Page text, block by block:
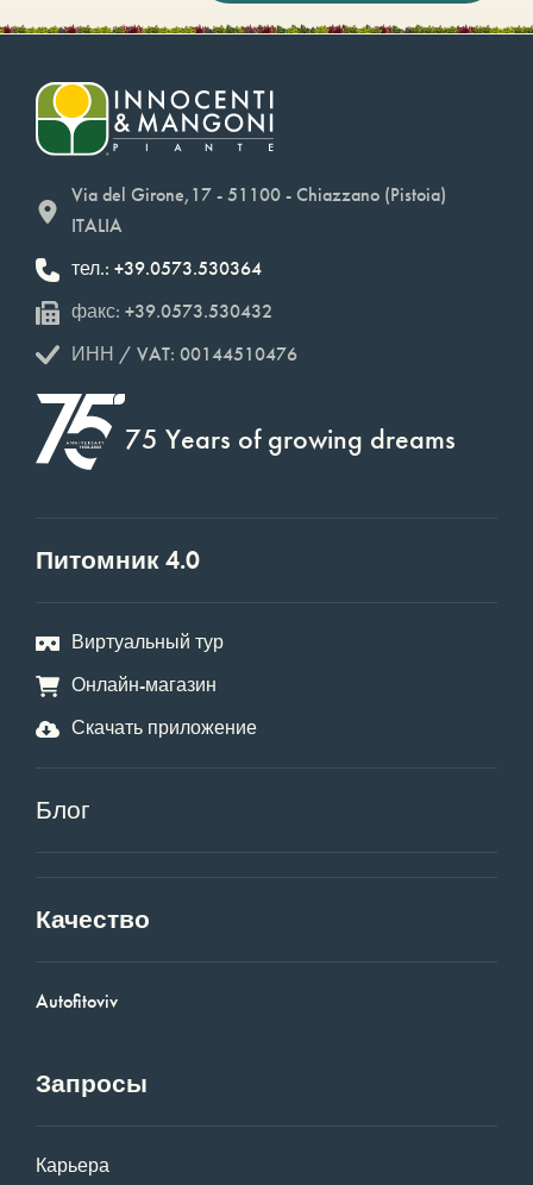
Via del Girone,17 - 51100 - Chiazzano (Pistoia)
ITALIA
тел.: +39.0573.530364
факс: +39.0573.530432
ИНН / VAT: 00144510476
75 Years of growing dreams
Питомник 4.0
Виртуальный тур
Онлайн-магазин
Скачать приложение
Блог
Качество
Autofitoviv
Запросы
Карьера